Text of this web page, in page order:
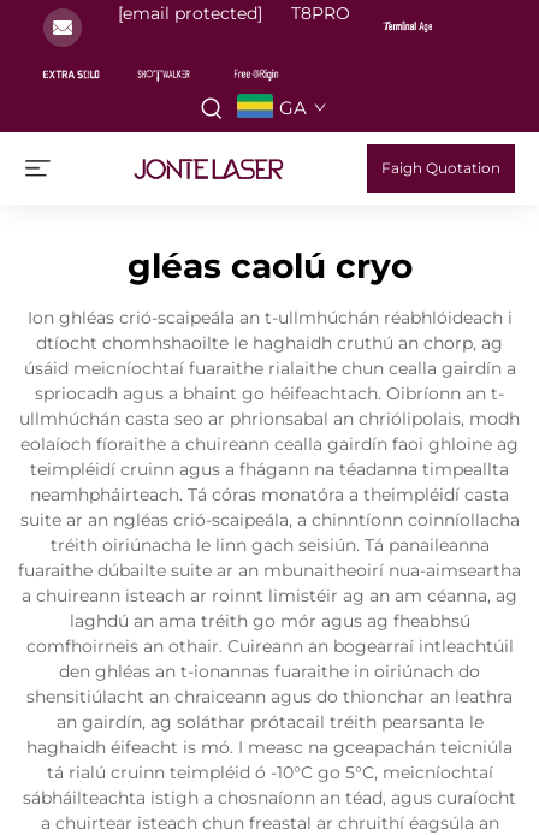
[email protected] T8PRO
GA
Faigh Quotation
gléas caolú cryo
Ion ghléas crió-scaipeála an t-ullmhúchán réabhlóideach i
dtíocht chomhshaoilte le haghaidh cruthú an chorp, ag
úsáid meicníochtaí fuaraithe rialaithe chun cealla gairdín a
spriocadh agus a bhaint go héifeachtach. Oibríonn an t-
ullmhúchán casta seo ar phrionsabal an chriólipolais, modh
eolaíoch fíoraithe a chuireann cealla gairdín faoi ghloine ag
teimpléidí cruinn agus a fhágann na téadanna timpeallta
neamhpháirteach. Tá córas monatóra a theimpléidí casta
suite ar an ngléas crió-scaipeála, a chinntíonn coinníollacha
tréith oiriúnacha le linn gach seisiún. Tá panaileanna
fuaraithe dúbailte suite ar an mbunaitheoirí nua-aimseartha
a chuireann isteach ar roinnt limistéir ag an am céanna, ag
laghdú an ama tréith go mór agus ag fheabhsú
comfhoirneis an othair. Cuireann an bogearraí intleachtúil
den ghléas an t-ionannas fuaraithe in oiriúnach do
shensitiúlacht an chraiceann agus do thionchar an leathra
an gairdín, ag soláthar prótacail tréith pearsanta le
haghaidh éifeacht is mó. I measc na gceapachán teicniúla
tá rialú cruinn teimpléid ó -10°C go 5°C, meicníochtaí
sábháilteachta istigh a chosnaíonn an téad, agus curaíocht
a chuirtear isteach chun freastal ar chruithí éagsúla an